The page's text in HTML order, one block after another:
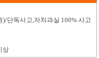
단독사고,자차과실 100% 사고
상